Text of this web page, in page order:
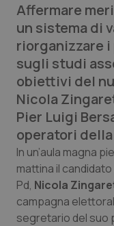
Lettere al
Edizioni
QS Pro
Professionisti
Abruzzo
Basilicata
QS Pro Gold
Artrite &
QS Club
Affermare
un sistema di
riorganizzare
sugli studi
obiettivi del
Nicola
Pier Luigi
operatori
In un’aula magna
mattina il
Pd, Nicola
campagna
segretario del suo